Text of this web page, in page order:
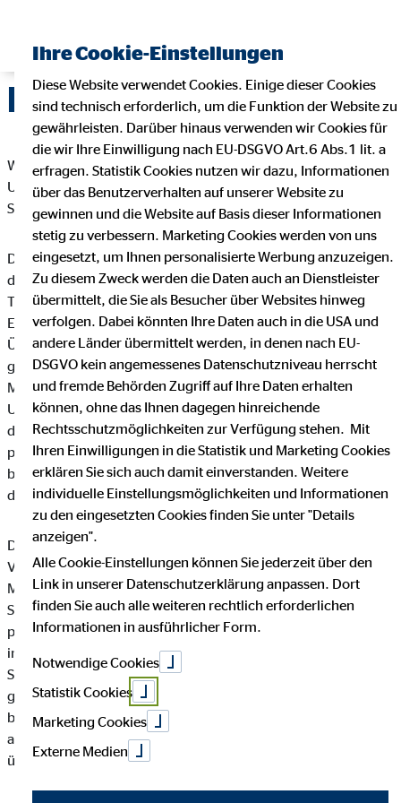
Datenschutz
Wir freuen uns sehr über Ihr Interesse an unserem
Unternehmen. Datenschutz hat einen besonders hohen
Stellenwert bei der OVB Vermögensberatung AG.
Die Verarbeitung personenbezogener Daten, beispielsweise
des Namens, der Anschrift, E-Mail-Adresse oder
Telefonnummer einer betroffenen Person, erfolgt stets im
Einklang mit der Datenschutz-Grundverordnung und in
Übereinstimmung mit den für die OVB Vermögensberatung AG
geltenden landesspezifischen Datenschutzbestimmungen.
Mittels dieser Datenschutzerklärung möchte unser
Unternehmen die Öffentlichkeit über Art, Umfang und Zweck
der von uns erhobenen, genutzten und verarbeiteten
personenbezogenen Daten informieren. Ferner werden
betroffene Personen mittels dieser Datenschutzerklärung über
die ihnen zustehenden Rechte aufgeklärt.
Die OVB Vermögensberatung AG hat als für die Verarbeitung
Verantwortlicher zahlreiche technische und organisatorische
Maßnahmen umgesetzt, um einen möglichst lückenlosen
Schutz der über diese Internetseite verarbeiteten
personenbezogenen Daten sicherzustellen. Dennoch können
internetbasierte Datenübertragungen grundsätzlich
Sicherheitslücken aufweisen, sodass ein absoluter Schutz nicht
gewährleistet werden kann. Aus diesem Grund steht es jeder
betroffenen Person frei, personenbezogene Daten auch auf
alternativen Wegen, beispielsweise telefonisch, an uns zu
übermitteln.
Ihre Cookie-Einstellungen
Diese Website verwendet Cookies. Einige dieser Cookies
sind technisch erforderlich, um die Funktion der Website zu
gewährleisten. Darüber hinaus verwenden wir Cookies für
die wir Ihre Einwilligung nach EU-DSGVO Art.6 Abs.1 lit. a
erfragen. Statistik Cookies nutzen wir dazu, Informationen
über das Benutzerverhalten auf unserer Website zu
gewinnen und die Website auf Basis dieser Informationen
stetig zu verbessern. Marketing Cookies werden von uns
eingesetzt, um Ihnen personalisierte Werbung anzuzeigen.
Zu diesem Zweck werden die Daten auch an Dienstleister
übermittelt, die Sie als Besucher über Websites hinweg
verfolgen. Dabei könnten Ihre Daten auch in die USA und
andere Länder übermittelt werden, in denen nach EU-
DSGVO kein angemessenes Datenschutzniveau herrscht
und fremde Behörden Zugriff auf Ihre Daten erhalten
können, ohne das Ihnen dagegen hinreichende
Rechtsschutzmöglichkeiten zur Verfügung stehen. Mit
Ihren Einwilligungen in die Statistik und Marketing Cookies
erklären Sie sich auch damit einverstanden. Weitere
individuelle Einstellungsmöglichkeiten und Informationen
zu den eingesetzten Cookies finden Sie unter "Details
anzeigen".
Alle Cookie-Einstellungen können Sie jederzeit über den
Link in unserer Datenschutzerklärung anpassen. Dort
finden Sie auch alle weiteren rechtlich erforderlichen
Informationen in ausführlicher Form.
Notwendige Cookies
Statistik Cookies
Marketing Cookies
Externe Medien